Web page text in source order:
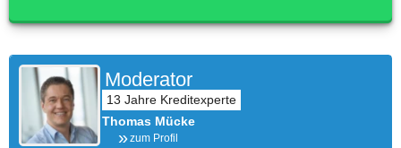
Moderator
Thomas Mücke
zum Profil